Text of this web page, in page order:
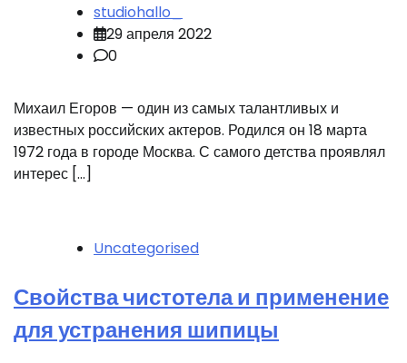
studiohallo_
29 апреля 2022
0
Михаил Егоров — один из самых талантливых и
известных российских актеров. Родился он 18 марта
1972 года в городе Москва. С самого детства проявлял
интерес […]
Uncategorised
Свойства чистотела и применение
для устранения шипицы